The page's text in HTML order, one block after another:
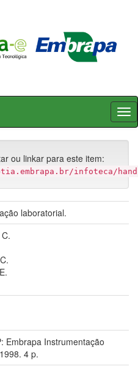
ou linkar para este item:
infoteca/
laboratorial.
Embrapa Instrumentação
4 p.